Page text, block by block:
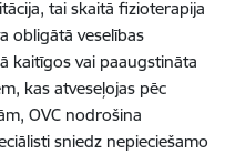
tai skaitā fizioterapija
obligātā veselības
kaitīgos vai paaugstināta
kas atveseļojas pēc
OVC nodrošina
sniedz nepieciešamo